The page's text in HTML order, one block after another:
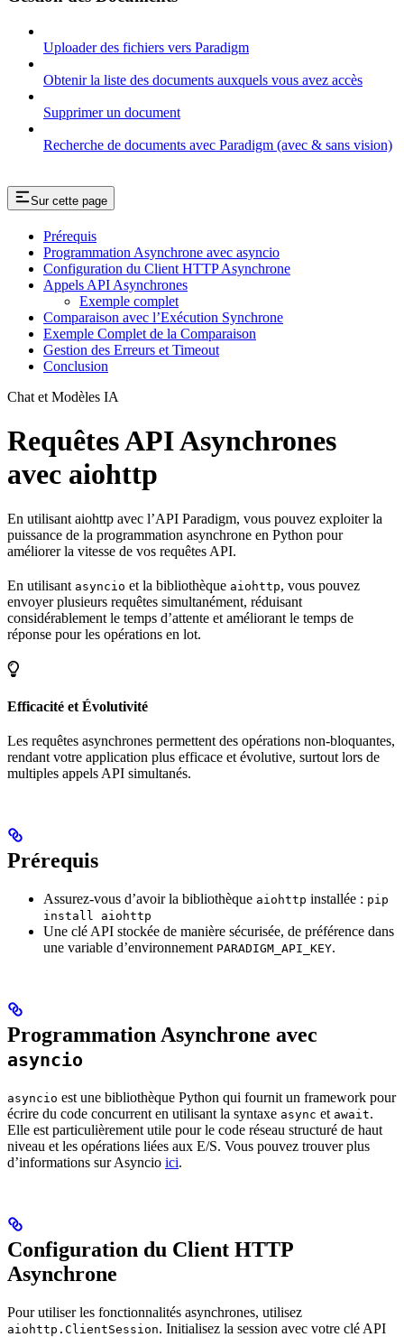
Uploader des fichiers vers Paradigm
Obtenir la liste des documents auxquels vous avez accès
Supprimer un document
Recherche de documents avec Paradigm (avec & sans vision)
Sur cette page
Prérequis
Programmation Asynchrone avec asyncio
Configuration du Client HTTP Asynchrone
Appels API Asynchrones
Exemple complet
Comparaison avec l’Exécution Synchrone
Exemple Complet de la Comparaison
Gestion des Erreurs et Timeout
Conclusion
Chat et Modèles IA
Requêtes API Asynchrones
avec aiohttp
En utilisant aiohttp avec l’API Paradigm, vous pouvez exploiter la
puissance de la programmation asynchrone en Python pour
améliorer la vitesse de vos requêtes API.
En utilisant asyncio et la bibliothèque aiohttp, vous pouvez
envoyer plusieurs requêtes simultanément, réduisant
considérablement le temps d’attente et améliorant le temps de
réponse pour les opérations en lot.
Efficacité et Évolutivité
Les requêtes asynchrones permettent des opérations non-bloquantes,
rendant votre application plus efficace et évolutive, surtout lors de
multiples appels API simultanés.
Prérequis
Assurez-vous d’avoir la bibliothèque aiohttp installée : pip
install aiohttp
Une clé API stockée de manière sécurisée, de préférence dans
une variable d’environnement PARADIGM_API_KEY.
Programmation Asynchrone avec
asyncio
asyncio est une bibliothèque Python qui fournit un framework pour
écrire du code concurrent en utilisant la syntaxe async et await.
Elle est particulièrement utile pour le code réseau structuré de haut
niveau et les opérations liées aux E/S. Vous pouvez trouver plus
d’informations sur Asyncio ici.
Configuration du Client HTTP
Asynchrone
Pour utiliser les fonctionnalités asynchrones, utilisez
aiohttp.ClientSession. Initialisez la session avec votre clé API